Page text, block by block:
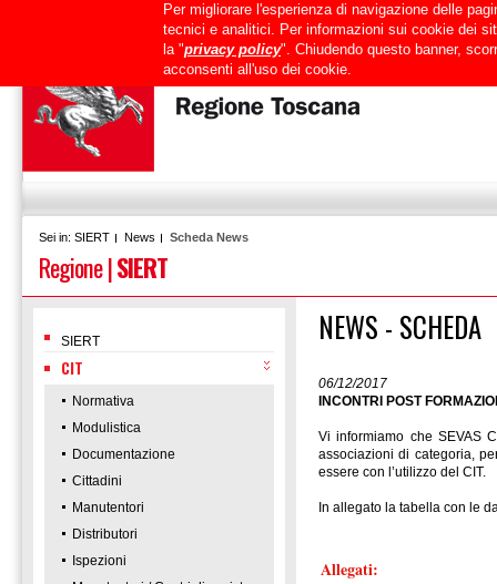
Mappa del sito RTRT Intranet
Sei in: SIERT News Scheda News
Regione|SIERT
SIERT
CIT
Normativa
Modulistica
Documentazione
Cittadini
Manutentori
Distributori
Ispezioni
NEWS - SCHEDA
06/12/2017
INCONTRI POST
Vi informiamo che SEVAS
associazioni di categoria,
essere con l’utilizzo del CIT.
In allegato la tabella con le
Allegati:
Per migliorare l'esperienza di navigazione delle
tecnici e analitici. Per informazioni sui cookie dei
la "privacy policy". Chiudendo questo banner,
acconsenti all'uso dei cookie.